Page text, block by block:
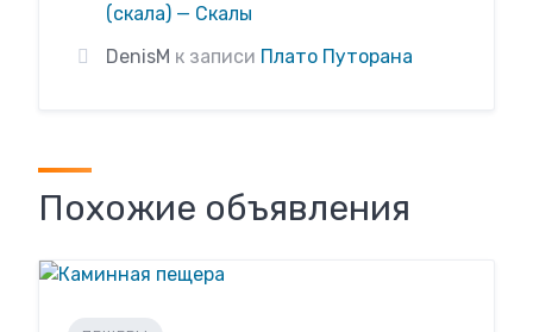
(скала) — Скалы
DenisM к записи Плато Путорана
Похожие объявления